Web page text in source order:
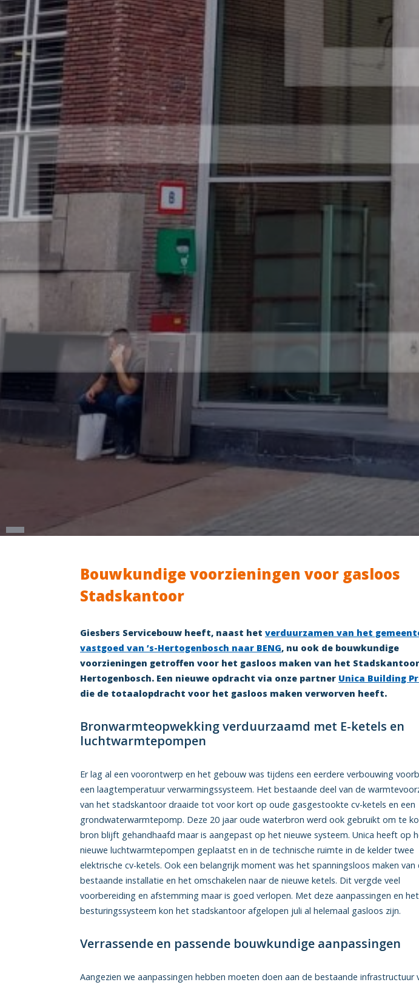
Bouwkundige voorzieningen voor gasloos
Stadskantoor
Giesbers Servicebouw heeft, naast het verduurzamen van het
vastgoed van ’s-Hertogenbosch naar BENG, nu ook de bouwkundige
voorzieningen getroffen voor het gasloos maken van het Stadskantoor
Hertogenbosch. Een nieuwe opdracht via onze partner Unica Building
die de totaalopdracht voor het gasloos maken verworven heeft.
Bronwarmteopwekking verduurzaamd met E-ketels en
luchtwarmtepompen
Er lag al een voorontwerp en het gebouw was tijdens een eerdere verbouwing
een laagtemperatuur verwarmingssysteem. Het bestaande deel van de
van het stadskantoor draaide tot voor kort op oude gasgestookte cv-ketels en een
grondwaterwarmtepomp. Deze 20 jaar oude waterbron werd ook gebruikt om te
bron blijft gehandhaafd maar is aangepast op het nieuwe systeem. Unica heeft op
nieuwe luchtwarmtepompen geplaatst en in de technische ruimte in de kelder twee
elektrische cv-ketels. Ook een belangrijk moment was het spanningsloos maken van
bestaande installatie en het omschakelen naar de nieuwe ketels. Dit vergde veel
voorbereiding en afstemming maar is goed verlopen. Met deze aanpassingen en
besturingssysteem kon het stadskantoor afgelopen juli al helemaal gasloos zijn.
Verrassende en passende bouwkundige aanpassingen
Aangezien we aanpassingen hebben moeten doen aan de bestaande infrastructuur